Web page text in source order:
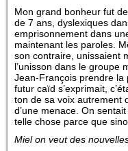
Mon grand bonheur fut
de 7 ans, dyslexiques
emprisonnement dans
maintenant les paroles.
son contraire, unissaient
l’unisson dans le groupe
Jean-François prendre la
futur caïd s’exprimait,
ton de sa voix autrement
d’une menace. On
telle chose parce que
Miel on veut des